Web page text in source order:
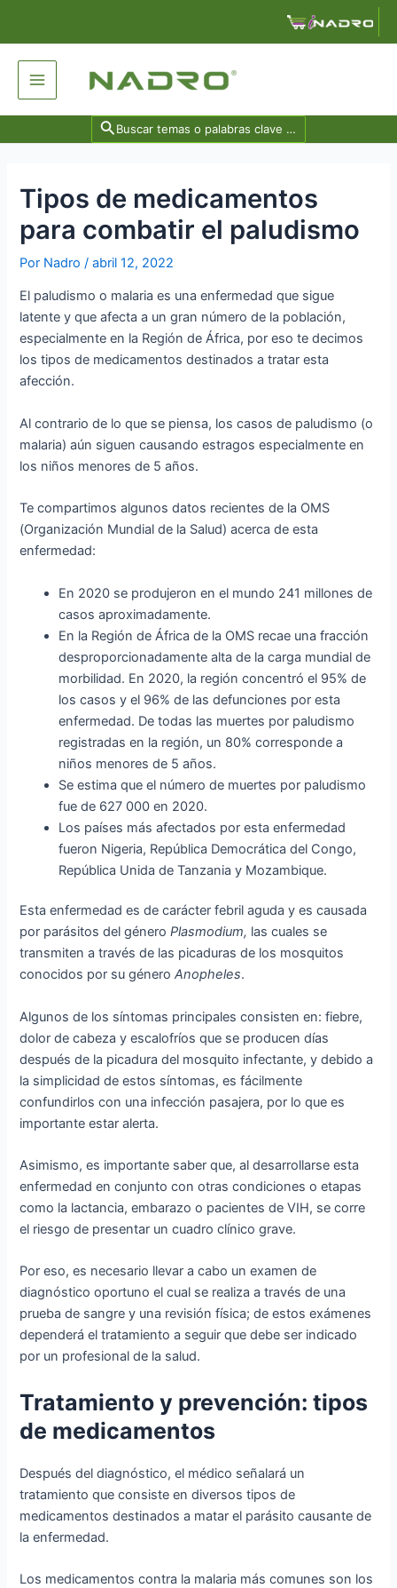
Main
Menu
Search
for:
Tipos de medicamentos
para combatir el paludismo
Por Nadro/abril 12, 2022
El paludismo o malaria es una enfermedad que sigue
latente y que afecta a un gran número de la población,
especialmente en la Región de África, por eso te decimos
los tipos de medicamentos destinados a tratar esta
afección.
Al contrario de lo que se piensa, los casos de paludismo (o
malaria) aún siguen causando estragos especialmente en
los niños menores de 5 años.
Te compartimos algunos datos recientes de la OMS
(Organización Mundial de la Salud) acerca de esta
enfermedad:
En 2020 se produjeron en el mundo 241 millones de
casos aproximadamente.
En la Región de África de la OMS recae una fracción
desproporcionadamente alta de la carga mundial de
morbilidad. En 2020, la región concentró el 95% de
los casos y el 96% de las defunciones por esta
enfermedad. De todas las muertes por paludismo
registradas en la región, un 80% corresponde a
niños menores de 5 años.
Se estima que el número de muertes por paludismo
fue de 627 000 en 2020.
Los países más afectados por esta enfermedad
fueron Nigeria, República Democrática del Congo,
República Unida de Tanzania y Mozambique.
Esta enfermedad es de carácter febril aguda y es causada
por parásitos del géneroPlasmodium, las cuales se
transmiten a través de las picaduras de los mosquitos
conocidos por su géneroAnopheles.
Algunos de los síntomas principales consisten en: fiebre,
dolor de cabeza y escalofríos que se producen días
después de la picadura del mosquito infectante, y debido a
la simplicidad de estos síntomas, es fácilmente
confundirlos con una infección pasajera, por lo que es
importante estar alerta.
Asimismo, es importante saber que, al desarrollarse esta
enfermedad en conjunto con otras condiciones o etapas
como la lactancia, embarazo o pacientes de VIH, se corre
el riesgo de presentar un cuadro clínico grave.
Por eso, es necesario llevar a cabo un examen de
diagnóstico oportuno el cual se realiza a través de una
prueba de sangre y una revisión física; de estos exámenes
dependerá el tratamiento a seguir que debe ser indicado
por un profesional de la salud.
Tratamiento y prevención: tipos
de medicamentos
Después del diagnóstico, el médico señalará un
tratamiento que consiste en diversos tipos de
medicamentos destinados a matar el parásito causante de
la enfermedad.
Los medicamentos contra la malaria más comunes son los